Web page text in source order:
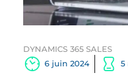
A PROPOS
CONTACTEZ-NOUS
DYNAMICS 365 SALES
6 juin 2024
5